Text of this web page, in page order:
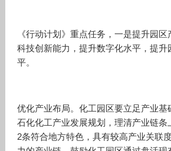
《行动计划》重点任务，一是提升园
科技创新能力，提升数字化水平，提升
平。
优化产业布局。化工园区要立足产业基
石化化工产业发展规划，理清产业链条
2条符合地方特色，具有较高产业关联